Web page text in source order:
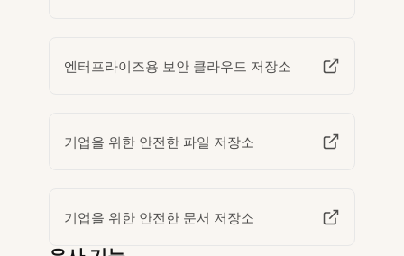
엔터프라이즈용 보안 클라우드 저장소
기업을 위한 안전한 파일 저장소
기업을 위한 안전한 문서 저장소